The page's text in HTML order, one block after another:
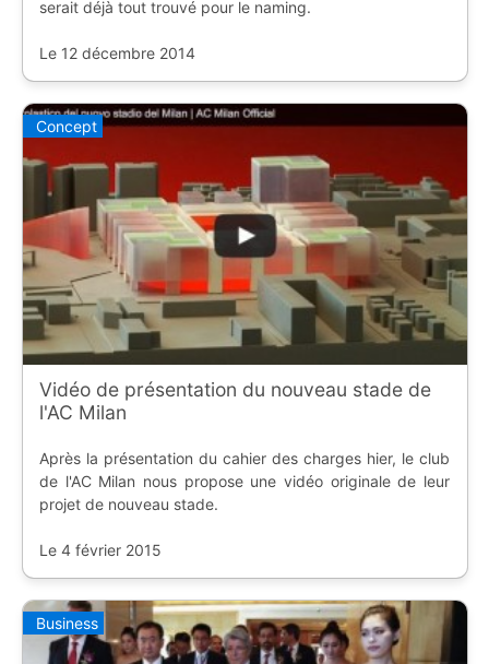
serait déjà tout trouvé pour le naming.
Le 12 décembre 2014
Concept
Vidéo de présentation du nouveau stade de
l'AC Milan
Après la présentation du cahier des charges hier, le club
de l'AC Milan nous propose une vidéo originale de leur
projet de nouveau stade.
Le 4 février 2015
Business